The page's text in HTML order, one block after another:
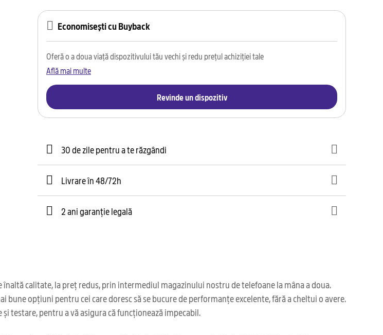
Economisești cu Buyback
Oferă o a doua viață dispozitivului tău vechi și redu prețul achiziției tale
Află mai multe
Revinde un dispozitiv
30 de zile pentru a te răzgândi
Livrare în 48/72h
2 ani garanție legală
calitate, la preț redus, prin intermediul magazinului nostru de telefoane la mâna a doua.
bune opțiuni pentru cei care doresc să se bucure de performanțe excelente, fără a cheltui o avere.
testare, pentru a vă asigura că funcționează impecabil.